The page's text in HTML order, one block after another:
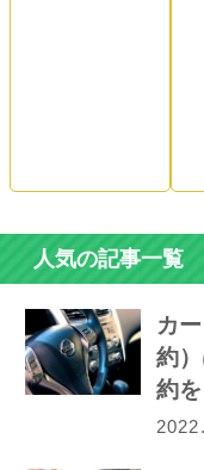
人気の記事一覧
カ
約
約
ら…